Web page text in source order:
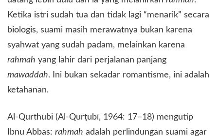
Ketika istri sudah tua dan tidak lagi “menarik” secara
biologis, suami masih merawatnya bukan karena
syahwat yang sudah padam, melainkan karena
rahmah yang lahir dari perjalanan panjang
mawaddah. Ini bukan sekadar romantisme, ini adalah
ketahanan.
​Al-Qurthubi (Al-Qurṭubī, 1964: 17–18) mengutip
Ibnu Abbas: rahmah adalah perlindungan suami agar